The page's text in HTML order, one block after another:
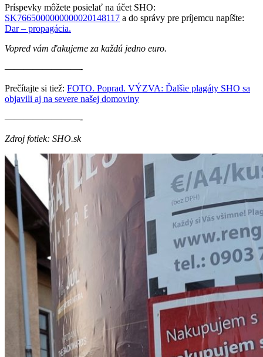
Príspevky môžete posielať na účet SHO:
SK7665000000000020148117 a do správy pre príjemcu napíšte:
Dar – propagácia.
Vopred vám ďakujeme za každú jedno euro.
————————-
Prečítajte si tiež: FOTO. Poprad. VÝZVA: Ďalšie plagáty SHO sa
objavili aj na severe našej domoviny
————————-
Zdroj fotiek: SHO.sk